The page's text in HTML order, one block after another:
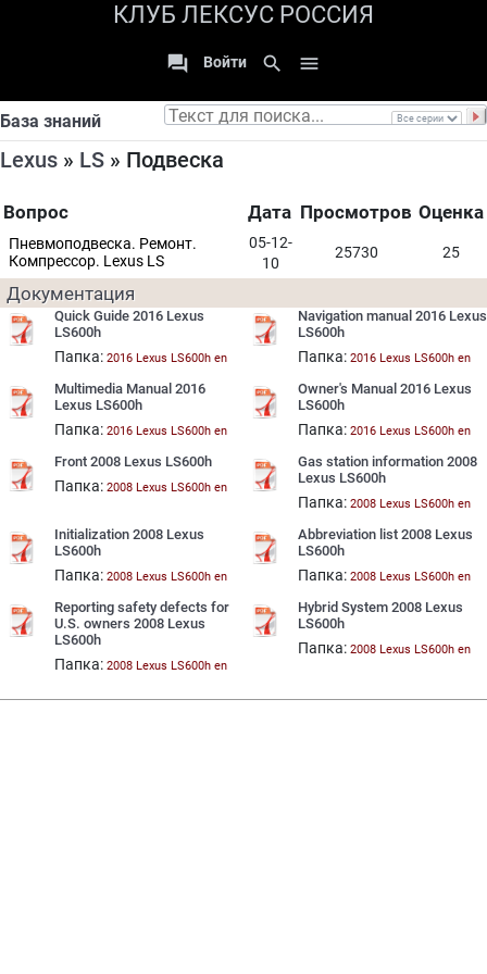
КЛУБ ЛЕКСУС РОССИЯ
 Войти search 
База знаний
Lexus » LS » Подвеска
Вопрос Дата Просмотров Оценка
Пневмоподвеска. Ремонт.
Компрессор. Lexus LS
05-12-
10
25730 25
Документация
Quick Guide 2016 Lexus
LS600h
Папка: 2016 Lexus LS600h en
Navigation manual 2016 Lexus
LS600h
Папка: 2016 Lexus LS600h en
Multimedia Manual 2016
Lexus LS600h
Папка: 2016 Lexus LS600h en
Owner's Manual 2016 Lexus
LS600h
Папка: 2016 Lexus LS600h en
Front 2008 Lexus LS600h
Папка: 2008 Lexus LS600h en
Gas station information 2008
Lexus LS600h
Папка: 2008 Lexus LS600h en
Initialization 2008 Lexus
LS600h
Папка: 2008 Lexus LS600h en
Abbreviation list 2008 Lexus
LS600h
Папка: 2008 Lexus LS600h en
Reporting safety defects for
U.S. owners 2008 Lexus
LS600h
Папка: 2008 Lexus LS600h en
Hybrid System 2008 Lexus
LS600h
Папка: 2008 Lexus LS600h en